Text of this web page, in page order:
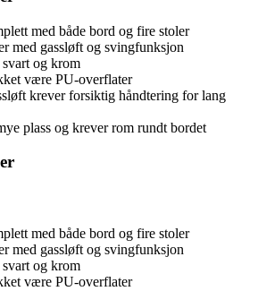
med både bord og fire stoler
med gassløft og svingfunksjon
og krom
være PU-overflater
krever forsiktig håndtering for lang
plass og krever rom rundt bordet
med både bord og fire stoler
med gassløft og svingfunksjon
og krom
være PU-overflater